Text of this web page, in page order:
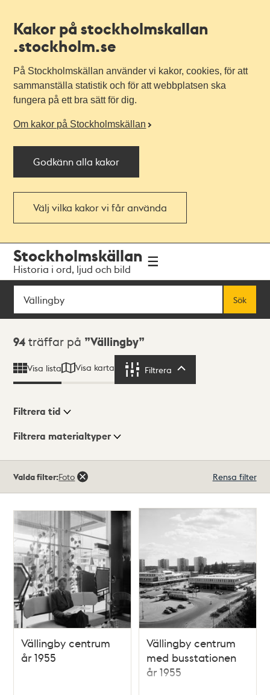
Kakor på stockholmskallan
.stockholm.se
På Stockholmskällan använder vi kakor, cookies, för att
sammanställa statistik och för att webbplatsen ska
fungera på ett bra sätt för dig.
Om kakor på Stockholmskällan
Godkänn alla kakor
Välj vilka kakor vi får använda
navigationen
huvudinnehållet
Stockholmskällan
Historia i ord, ljud och bild
Sök
Sök
Sökresultat
94 träffar på Vällingby
Visa lista Visa karta Filtrera
Visningsläge
Filtrera tid
Filtrera materialtyper
träffar
Valda filter:Foto Rensa filter
Vällingby centrum
år 1955
Vällingby centrum
med busstationen
år 1955